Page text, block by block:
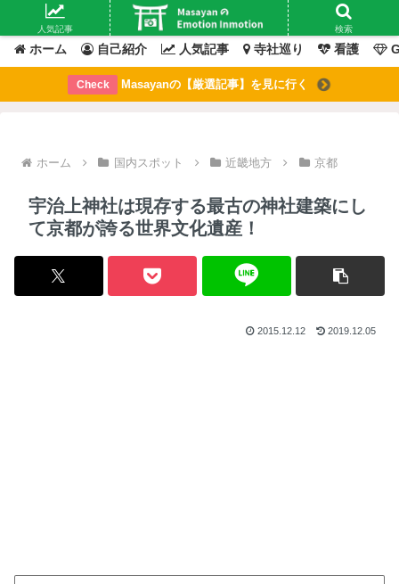
Masayanの「感情」が動いたその「瞬間」を綴るブログ
ホーム 自己紹介 人気記事 寺社巡り 看護
Check Masayanの【厳選記事】を見に行く
ホーム 国内スポット 近畿地方 京都
宇治上神社は現存する最古の神社建築にし
て京都が誇る世界文化遺産！
2015.12.12 2019.12.05
人気記事 検索